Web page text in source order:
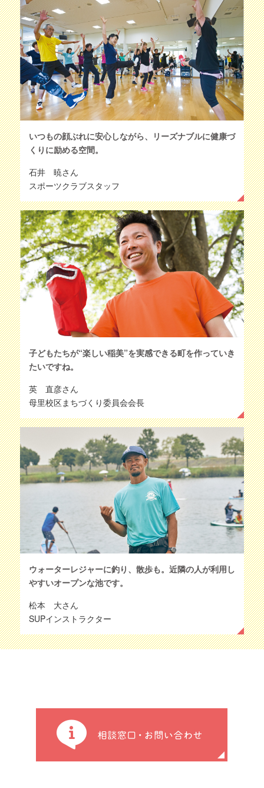
いつもの顔ぶれに安心しながら、リーズナブルに健康づ
くりに励める空間。
石井 暁さん
スポーツクラブスタッフ
子どもたちが“楽しい稲美”を実感できる町を作っていき
たいですね。
英 直彦さん
母里校区まちづくり委員会会長
ウォーターレジャーに釣り、散歩も。近隣の人が利用し
やすいオープンな池です。
松本 大さん
SUPインストラクター